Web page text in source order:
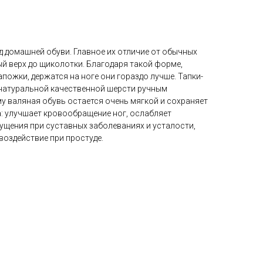
обуви. Главное их отличие от обычных
верх до щиколотки. Благодаря такой форме,
держатся на ноге они гораздо лучше. Тапки-
качественной шерсти ручным
валяная обувь остается очень мягкой и сохраняет
улучшает кровообращение ног, ослабляет
при суставных заболеваниях и усталости,
при простуде.